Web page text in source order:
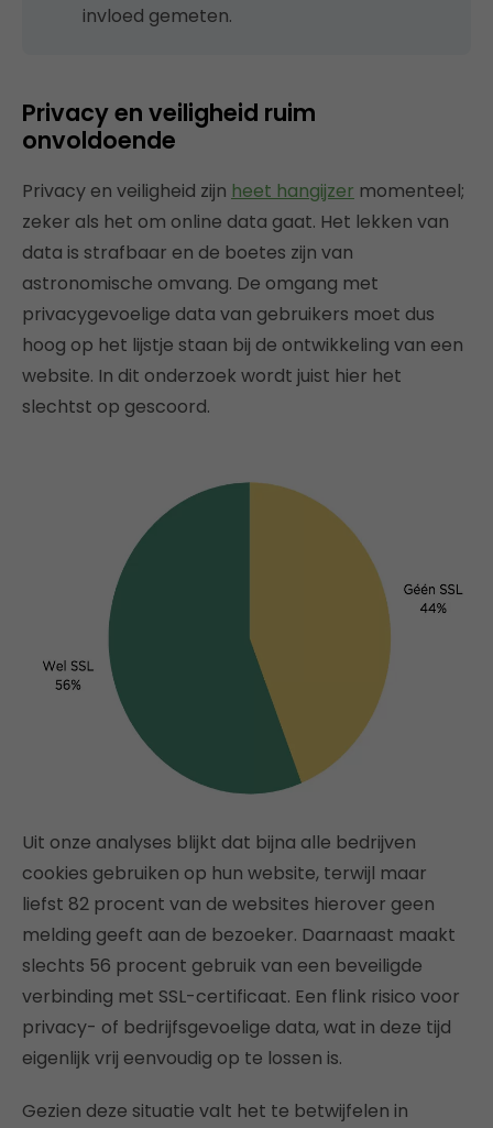
invloed gemeten.
Privacy en veiligheid ruim
onvoldoende
Privacy en veiligheid zijn heet hangijzer momenteel;
zeker als het om online data gaat. Het lekken van
data is strafbaar en de boetes zijn van
astronomische omvang. De omgang met
privacygevoelige data van gebruikers moet dus
hoog op het lijstje staan bij de ontwikkeling van een
website. In dit onderzoek wordt juist hier het
slechtst op gescoord.
Uit onze analyses blijkt dat bijna alle bedrijven
cookies gebruiken op hun website, terwijl maar
liefst 82 procent van de websites hierover geen
melding geeft aan de bezoeker. Daarnaast maakt
slechts 56 procent gebruik van een beveiligde
verbinding met SSL-certificaat. Een flink risico voor
privacy- of bedrijfsgevoelige data, wat in deze tijd
eigenlijk vrij eenvoudig op te lossen is.
Gezien deze situatie valt het te betwijfelen in